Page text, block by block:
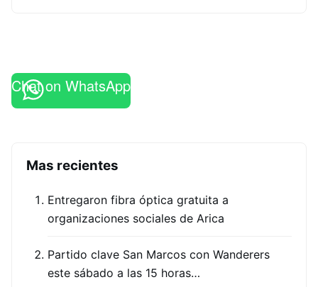
Chat on WhatsApp
Mas recientes
Entregaron fibra óptica gratuita a
organizaciones sociales de Arica
Partido clave San Marcos con Wanderers
este sábado a las 15 horas…